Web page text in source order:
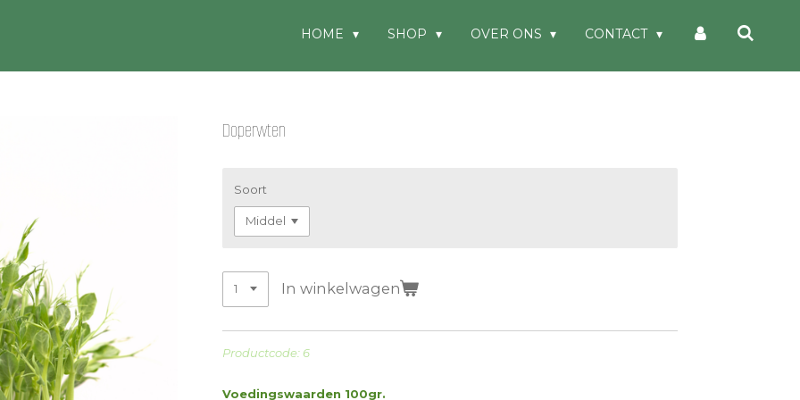
HOME SHOP OVER ONS CONTACT
Doperwten
Soort
In winkelwagen
Productcode: 6
Voedingswaarden 100gr.